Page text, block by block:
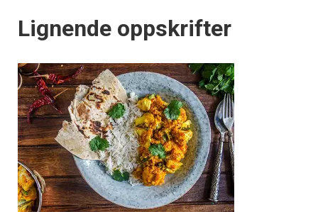
Lignende oppskrifter